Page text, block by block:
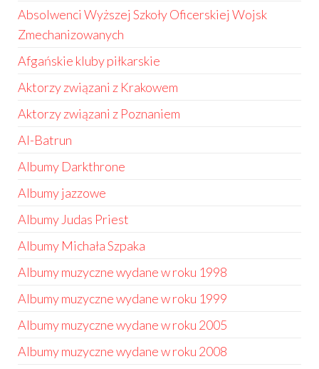
Absolwenci Wyższej Szkoły Oficerskiej Wojsk
Zmechanizowanych
Afgańskie kluby piłkarskie
Aktorzy związani z Krakowem
Aktorzy związani z Poznaniem
Al-Batrun
Albumy Darkthrone
Albumy jazzowe
Albumy Judas Priest
Albumy Michała Szpaka
Albumy muzyczne wydane w roku 1998
Albumy muzyczne wydane w roku 1999
Albumy muzyczne wydane w roku 2005
Albumy muzyczne wydane w roku 2008